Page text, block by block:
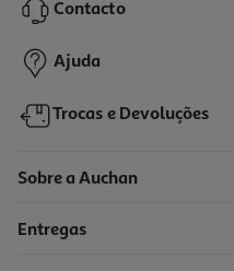
2,99 €
-22%
Contacto
Ajuda
Trocas e Devoluções
Sobre a Auchan
Entregas